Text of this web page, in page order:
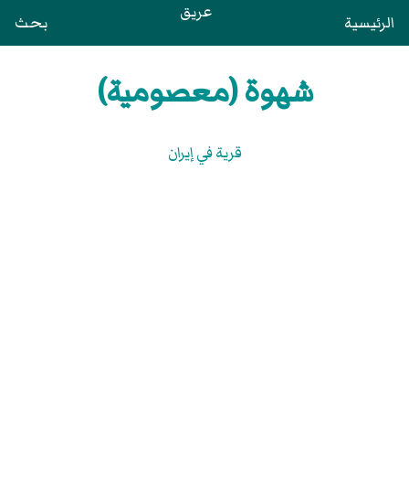
الرئيسية عريق بحث
شهوة (معصومية)
قرية في إيران